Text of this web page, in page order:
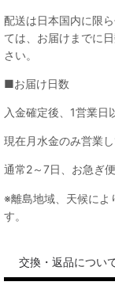
配送は日本国内に限
ては、お届けまでに
さい。
■お届け日数
入金確定後、1営業日
現在月水金のみ営業し
通常2～7日、お急ぎ
※離島地域、天候によ
す。
交換・返品につい